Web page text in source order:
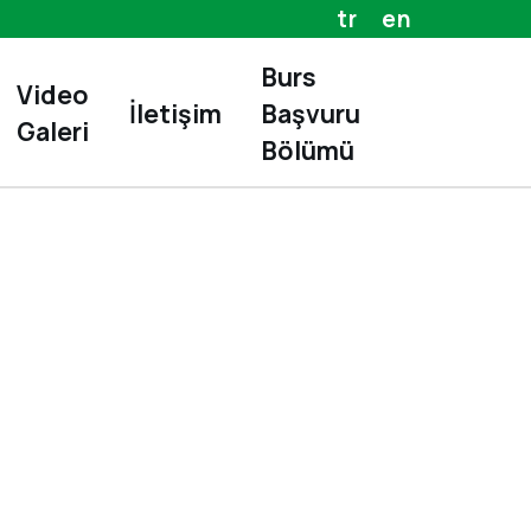
Video
Galeri
İletişim
Burs
Başvuru
Bölümü
tr en